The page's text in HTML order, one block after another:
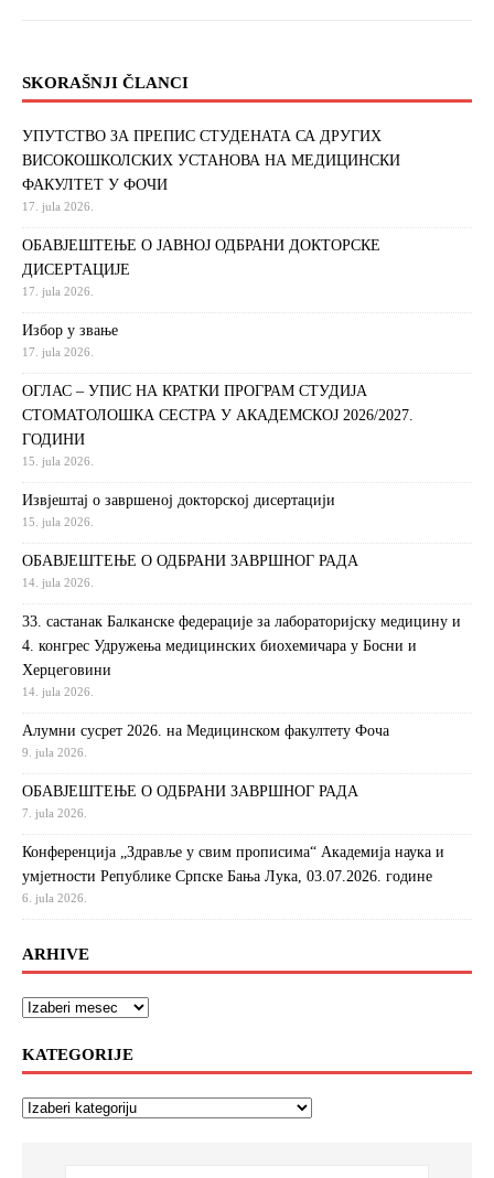
SKORAŠNJI ČLANCI
УПУТСТВО ЗА ПРЕПИС СТУДЕНАТА СА ДРУГИХ
ВИСОКОШКОЛСКИХ УСТАНОВА НА МЕДИЦИНСКИ
ФАКУЛТЕТ У ФОЧИ
17. jula 2026.
ОБАВЈЕШТЕЊЕ О ЈАВНОЈ ОДБРАНИ ДОКТОРСКЕ
ДИСЕРТАЦИЈЕ
17. jula 2026.
Избор у звање
17. jula 2026.
ОГЛАС – УПИС НА КРАТКИ ПРОГРАМ СТУДИЈА
СТОМАТОЛОШКА СЕСТРА У АКАДЕМСКОЈ 2026/2027.
ГОДИНИ
15. jula 2026.
Извjeштaj o зaвршeнoj дoктoрскoj дисeртaциjи
15. jula 2026.
ОБАВЈЕШТЕЊЕ О ОДБРАНИ ЗАВРШНОГ РАДА
14. jula 2026.
33. састанак Балканске федерације за лабораторијску медицину и
4. конгрес Удружења медицинских биохемичара у Босни и
Херцеговини
14. jula 2026.
Алумни сусрет 2026. на Медицинском факултету Фоча
9. jula 2026.
ОБАВЈЕШТЕЊЕ О ОДБРАНИ ЗАВРШНОГ РАДА
7. jula 2026.
Конференција „Здравље у свим прописима“ Академија наука и
умјетности Републике Српске Бања Лука, 03.07.2026. године
6. jula 2026.
ARHIVE
KATEGORIJE